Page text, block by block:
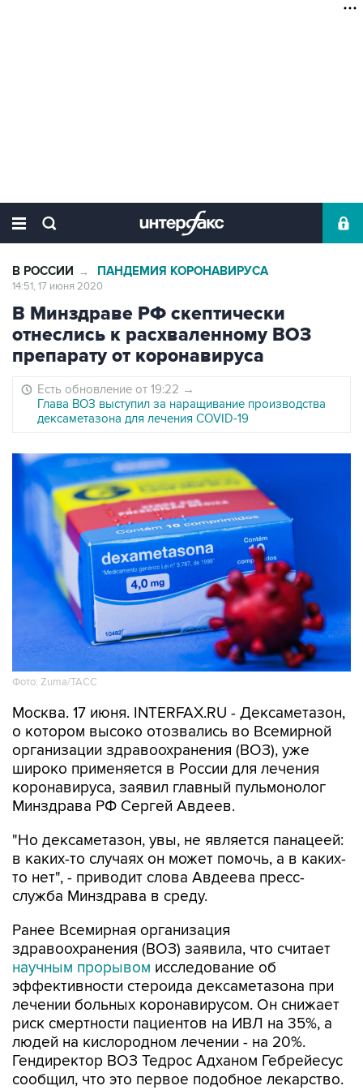
В РОССИИ → ПАНДЕМИЯ КОРОНАВИРУСА
14:51, 17 июня 2020
В Минздраве РФ скептически
отнеслись к расхваленному ВОЗ
препарату от коронавируса
Есть обновление от 19:22 →
Глава ВОЗ выступил за наращивание производства
дексаметазона для лечения COVID-19
Фото: Zuma/ТАСС
Москва. 17 июня. INTERFAX.RU - Дексаметазон,
о котором высоко отозвались во Всемирной
организации здравоохранения (ВОЗ), уже
широко применяется в России для лечения
коронавируса, заявил главный пульмонолог
Минздрава РФ Сергей Авдеев.
"Но дексаметазон, увы, не является панацеей:
в каких-то случаях он может помочь, а в каких-
то нет", - приводит слова Авдеева пресс-
служба Минздрава в среду.
Ранее Всемирная организация
здравоохранения (ВОЗ) заявила, что считает
научным прорывом исследование об
эффективности стероида дексаметазона при
лечении больных коронавирусом. Он снижает
риск смертности пациентов на ИВЛ на 35%, а
людей на кислородном лечении - на 20%.
Гендиректор ВОЗ Тедрос Адханом Гебрейесус
сообщил, что это первое подобное лекарство.